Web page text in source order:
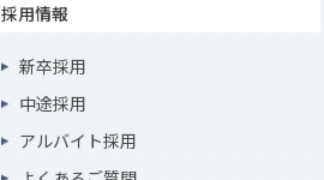
採用情報
新卒採用
中途採用
アルバイト採用